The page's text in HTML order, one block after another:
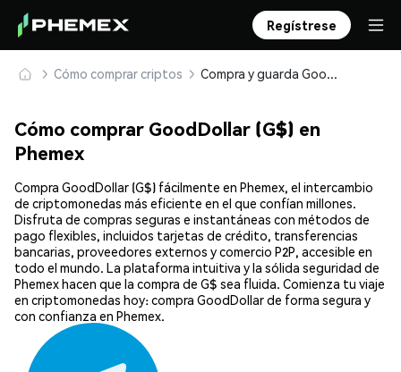
Regístrese
Cómo comprar criptos Compra y guarda GoodDollar (G$) de forma segura
Cómo comprar GoodDollar (G$) en
Phemex
Compra GoodDollar (G$) fácilmente en Phemex, el intercambio
de criptomonedas más eficiente en el que confían millones.
Disfruta de compras seguras e instantáneas con métodos de
pago flexibles, incluidos tarjetas de crédito, transferencias
bancarias, proveedores externos y comercio P2P, accesible en
todo el mundo. La plataforma intuitiva y la sólida seguridad de
Phemex hacen que la compra de G$ sea fluida. Comienza tu viaje
en criptomonedas hoy: compra GoodDollar de forma segura y
con confianza en Phemex.